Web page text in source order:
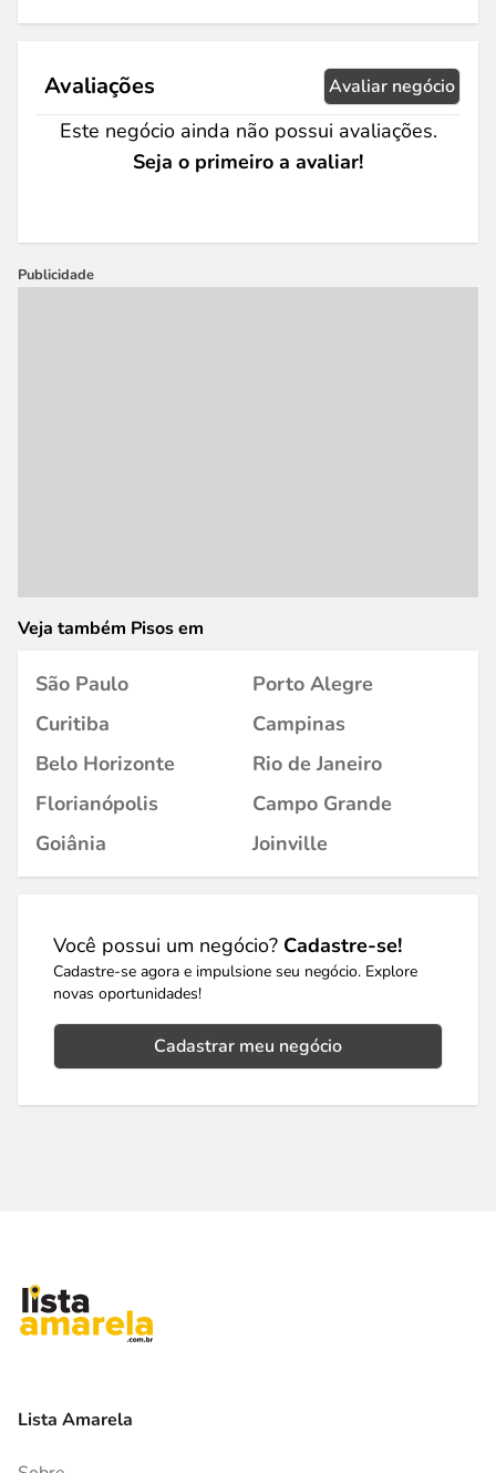
Avaliações Avaliar negócio
Este negócio ainda não possui avaliações.
Seja o primeiro a avaliar!
Publicidade
Veja também Pisos em
São Paulo
Porto Alegre
Curitiba
Campinas
Belo Horizonte
Rio de Janeiro
Florianópolis
Campo Grande
Goiânia
Joinville
Você possui um negócio? Cadastre-se!
Cadastre-se agora e impulsione seu negócio. Explore
novas oportunidades!
Cadastrar meu negócio
Lista Amarela